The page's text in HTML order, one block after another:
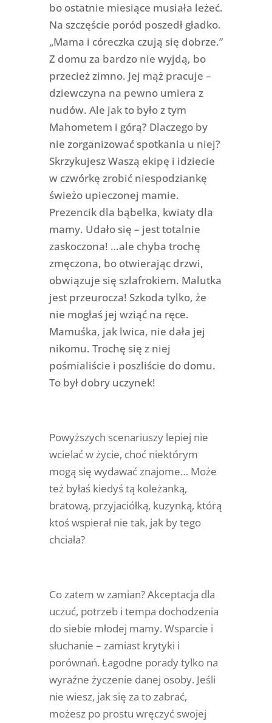
bo ostatnie miesiące musiała leżeć.
Na szczęście poród poszedł gładko.
„Mama i córeczka czują się dobrze.”
Z domu za bardzo nie wyjdą, bo
przecież zimno. Jej mąż pracuje –
dziewczyna na pewno umiera z
nudów. Ale jak to było z tym
Mahometem i górą? Dlaczego by
nie zorganizować spotkania u niej?
Skrzykujesz Waszą ekipę i idziecie
w czwórkę zrobić niespodziankę
świeżo upieczonej mamie.
Prezencik dla bąbelka, kwiaty dla
mamy. Udało się – jest totalnie
zaskoczona! …ale chyba trochę
zmęczona, bo otwierając drzwi,
obwiązuje się szlafrokiem. Malutka
jest przeurocza! Szkoda tylko, że
nie mogłaś jej wziąć na ręce.
Mamuśka, jak lwica, nie dała jej
nikomu. Trochę się z niej
pośmialiście i poszliście do domu.
To był dobry uczynek!
Powyższych scenariuszy lepiej nie
wcielać w życie, choć niektórym
mogą się wydawać znajome… Może
też byłaś kiedyś tą koleżanką,
bratową, przyjaciółką, kuzynką, którą
ktoś wspierał nie tak, jak by tego
chciała?
Co zatem w zamian? Akceptacja dla
uczuć, potrzeb i tempa dochodzenia
do siebie młodej mamy. Wsparcie i
słuchanie – zamiast krytyki i
porównań. Łagodne porady tylko na
wyraźne życzenie danej osoby. Jeśli
nie wiesz, jak się za to zabrać,
możesz po prostu wręczyć swojej